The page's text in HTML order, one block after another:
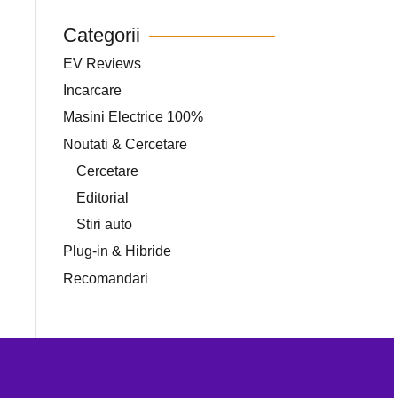
Categorii
EV Reviews
Incarcare
Masini Electrice 100%
Noutati & Cercetare
Cercetare
Editorial
Stiri auto
Plug-in & Hibride
Recomandari